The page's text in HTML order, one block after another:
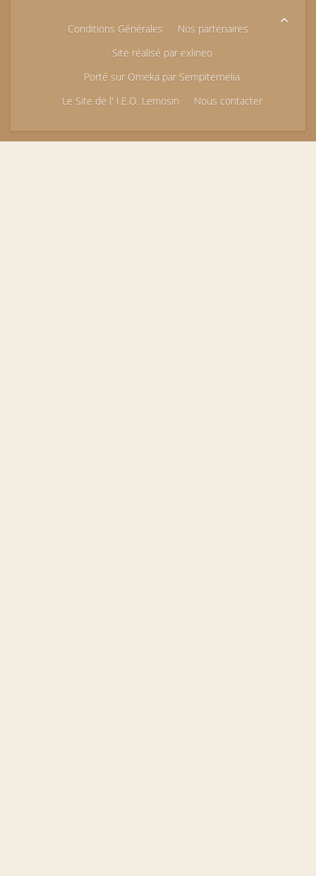
Conditions Générales
Nos partenaires
Site réalisé par exlineo
Porté sur Omeka par Sempiternelia
Le Site de l' I.E.O. Lemosin
Nous contacter